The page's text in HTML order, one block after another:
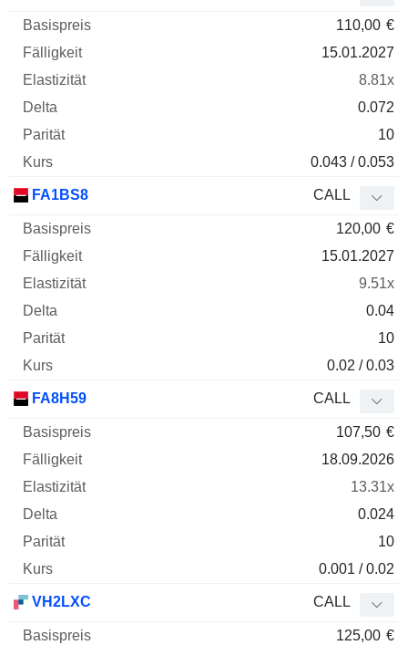
110,00 €
15.01.2027
8.81x
0.072
10
0.043 / 0.053
FA1BS8 CALL
120,00 €
15.01.2027
9.51x
0.04
10
0.02 / 0.03
FA8H59 CALL
107,50 €
18.09.2026
13.31x
0.024
10
0.001 / 0.02
VH2LXC CALL
125,00 €